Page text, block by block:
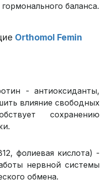
баланса.
Orthomol Femin
- антиоксиданты,
влияние свободных
сохранению
фолиевая кислота) -
нервной системы
обмена.